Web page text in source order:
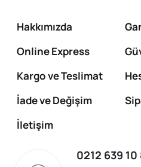
Hakkımızda
Online Express
Kargo ve Teslimat
İade ve Değişim
İletişim
0212 639 10